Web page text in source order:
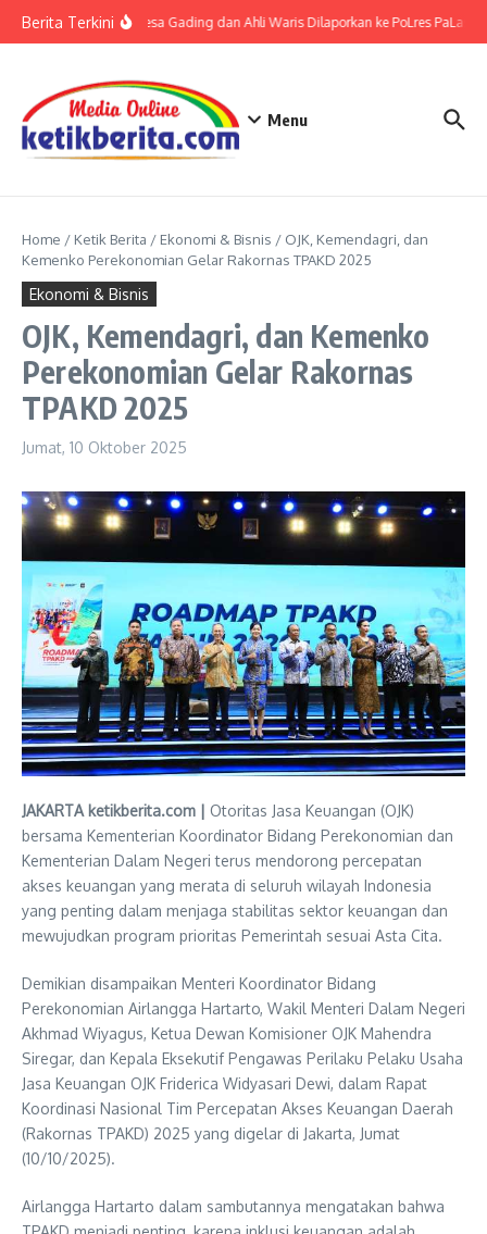
Berita TerkiniKades Desa Gading dan Ahli Waris Dilaporkan ke PoLres PaLas
Menu
Home / Ketik Berita / Ekonomi & Bisnis / OJK, Kemendagri, dan
Kemenko Perekonomian Gelar Rakornas TPAKD 2025
Ekonomi & Bisnis
OJK, Kemendagri, dan Kemenko
Perekonomian Gelar Rakornas
TPAKD 2025
Jumat, 10 Oktober 2025
JAKARTA ketikberita.com | Otoritas Jasa Keuangan (OJK)
bersama Kementerian Koordinator Bidang Perekonomian dan
Kementerian Dalam Negeri terus mendorong percepatan
akses keuangan yang merata di seluruh wilayah Indonesia
yang penting dalam menjaga stabilitas sektor keuangan dan
mewujudkan program prioritas Pemerintah sesuai Asta Cita.
Demikian disampaikan Menteri Koordinator Bidang
Perekonomian Airlangga Hartarto, Wakil Menteri Dalam Negeri
Akhmad Wiyagus, Ketua Dewan Komisioner OJK Mahendra
Siregar, dan Kepala Eksekutif Pengawas Perilaku Pelaku Usaha
Jasa Keuangan OJK Friderica Widyasari Dewi, dalam Rapat
Koordinasi Nasional Tim Percepatan Akses Keuangan Daerah
(Rakornas TPAKD) 2025 yang digelar di Jakarta, Jumat
(10/10/2025).
Airlangga Hartarto dalam sambutannya mengatakan bahwa